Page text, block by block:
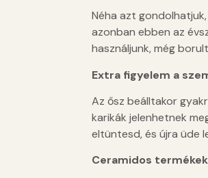
Néha azt
azonban ebben az
használjunk, még
Extra figyelem a
Az ősz beálltakor
karikák jelenhetnek
eltüntesd, és újra üde
Ceramidos